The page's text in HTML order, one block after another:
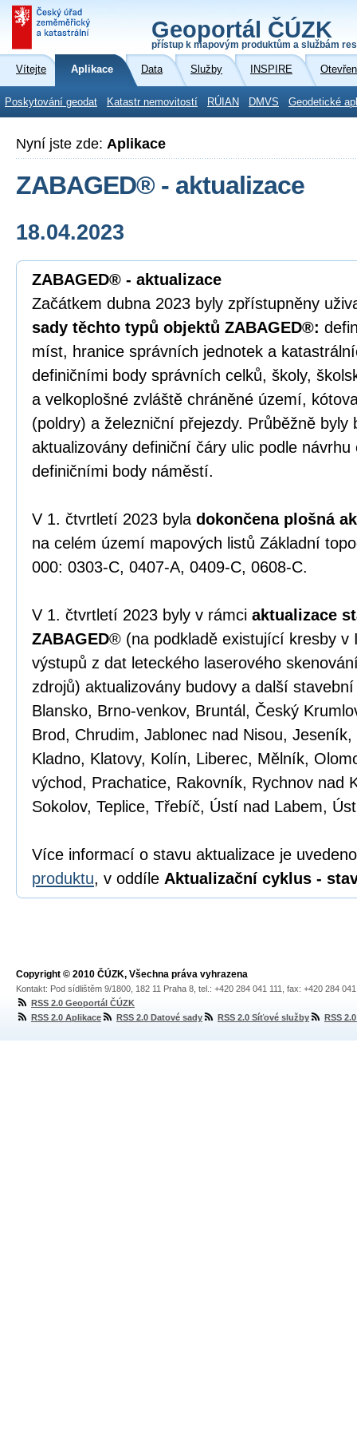
Geoportál ČÚZK
přístup k mapovým produktům a službám
Vítejte Aplikace Data Služby INSPIRE
Poskytování geodat Katastr nemovitostí RÚIAN DMVS Geodetické
Nyní jste zde: Aplikace
ZABAGED® - aktualizace
18.04.2023
ZABAGED® - aktualizace
Začátkem dubna 2023 byly zpřístupněny
sady těchto typů objektů ZABAGED®:
míst, hranice správních jednotek a
definičními body správních celků, školy,
a velkoplošné zvláště chráněné území,
(poldry) a železniční přejezdy. Průběžně byly
aktualizovány definiční čáry ulic podle
definičními body náměstí.
V 1. čtvrtletí 2023 byla dokončena plošná
na celém území mapových listů Základní
000: 0303-C, 0407-A, 0409-C, 0608-C.
V 1. čtvrtletí 2023 byly v rámci aktualizace
ZABAGED® (na podkladě existující kresby v
výstupů z dat leteckého laserového
zdrojů) aktualizovány budovy a další
Blansko, Brno-venkov, Bruntál, Český
Brod, Chrudim, Jablonec nad Nisou,
Kladno, Klatovy, Kolín, Liberec, Mělník,
východ, Prachatice, Rakovník, Rychnov nad
Sokolov, Teplice, Třebíč, Ústí nad Labem,
Více informací o stavu aktualizace je
produktu, v oddíle Aktualizační cyklus -
Copyright © 2010 ČÚZK, Všechna práva vyhrazena
Kontakt: Pod sídlištěm 9/1800, 182 11 Praha 8, tel.: +420 284 041 111, fax: +420 284
RSS 2.0 Geoportál ČÚZK
RSS 2.0 Aplikace
RSS 2.0 Datové sady RSS 2.0 Síťové služby RSS